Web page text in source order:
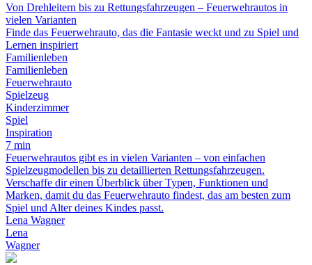
Von Drehleitern bis zu Rettungsfahrzeugen – Feuerwehrautos in
vielen Varianten
Finde das Feuerwehrauto, das die Fantasie weckt und zu Spiel und
Lernen inspiriert
Familienleben
Familienleben
Feuerwehrauto
Spielzeug
Kinderzimmer
Spiel
Inspiration
7 min
Feuerwehrautos gibt es in vielen Varianten – von einfachen
Spielzeugmodellen bis zu detaillierten Rettungsfahrzeugen.
Verschaffe dir einen Überblick über Typen, Funktionen und
Marken, damit du das Feuerwehrauto findest, das am besten zum
Spiel und Alter deines Kindes passt.
Lena Wagner
Lena
Wagner